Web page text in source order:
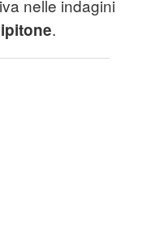
nelle indagini
.